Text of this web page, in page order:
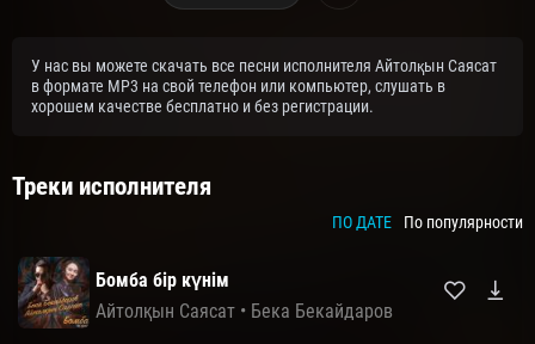
У нас вы можете скачать все песни исполнителя Айтолқын Саясат
в формате MP3 на свой телефон или компьютер, слушать в
хорошем качестве бесплатно и без регистрации.
Треки исполнителя
ПО ДАТЕ По популярности
Бомба бір күнім
Айтолқын Саясат • Бека Бекайдаров